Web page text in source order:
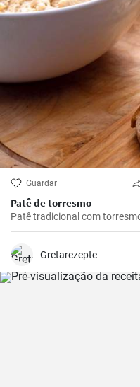
Guardar
Patê de torresmo
Patê tradicional com
Gretarezepte